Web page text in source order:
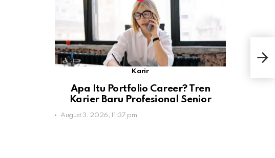
Karir
Apa Itu Portfolio Career? Tren
Karier Baru Profesional Senior
August 3, 2026, 11:37 pm